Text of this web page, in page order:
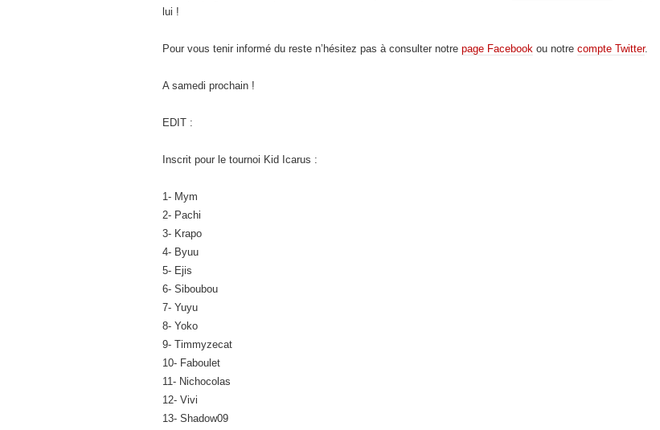
lui !
Pour vous tenir informé du reste n’hésitez pas à consulter notre page Facebook ou notre compte Twitter.
A samedi prochain !
EDIT :
Inscrit pour le tournoi Kid Icarus :
1- Mym
2- Pachi
3- Krapo
4- Byuu
5- Ejis
6- Siboubou
7- Yuyu
8- Yoko
9- Timmyzecat
10- Faboulet
11- Nichocolas
12- Vivi
13- Shadow09